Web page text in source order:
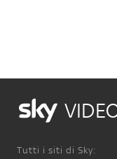
Tutti i siti di Sky: